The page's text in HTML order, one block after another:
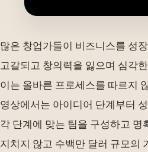
많은 창업가들이 비즈니스를 성
고갈되고 창의력을 잃으며 심각한
이는 올바른 프로세스를 따르지
영상에서는 아이디어 단계부터
각 단계에 맞는 팀을 구성하고 명
지치지 않고 수백만 달러 규모의